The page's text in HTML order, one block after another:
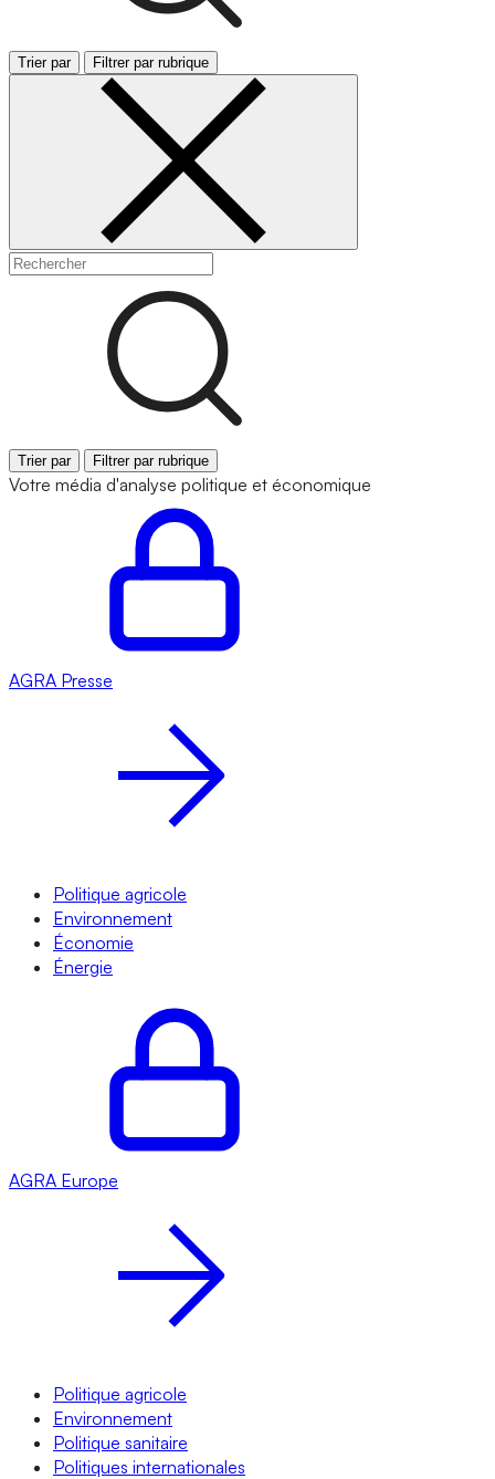
Trier par Filtrer par rubrique
Trier par Filtrer par rubrique
Votre média d'analyse politique et économique
AGRA Presse
Politique agricole
Environnement
Économie
Énergie
AGRA Europe
Politique agricole
Environnement
Politique sanitaire
Politiques internationales